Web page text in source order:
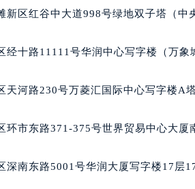
唐山市路南区新华东道100号万达
内蒙古自治区呼和浩特市玉泉区大
重庆市解放碑渝中区民权路28号英
黑龙江省大庆市萨尔图区会战大街
黑龙江省鹤岗市向阳区红军路萧邦
黑龙江省鸡西市鸡冠区红军路萧邦售
新区红谷中大道998号绿地双子塔（中
经十路11111号华润中心写字楼（万象
天河路230号万菱汇国际中心写字楼A
环市东路371-375号世界贸易中心大厦
深南东路5001号华润大厦写字楼17层